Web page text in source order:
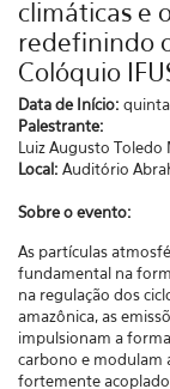
climáticas e
redefinindo
Colóquio
Data de Início:
Palestrante:
Luiz Augusto Toledo
Local: Auditório
Sobre o evento:
As partículas
fundamental na
na regulação dos
amazônica, as
impulsionam a
carbono e modulam
fortemente